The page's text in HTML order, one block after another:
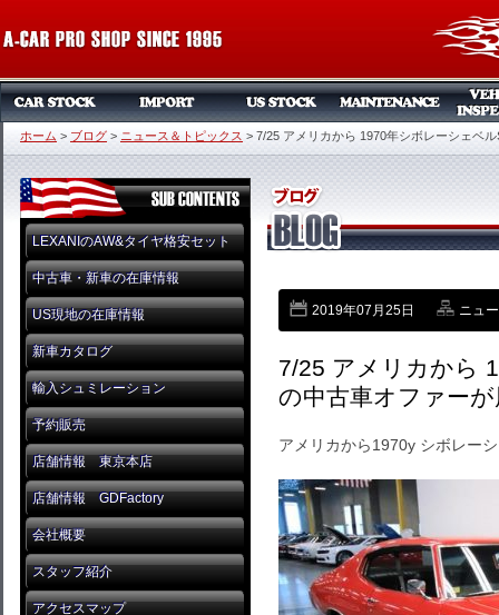
ホーム > ブログ > ニュース＆トピックス > 7/25 アメリカから 1970年シボレーシェベ
LEXANIのAW&タイヤ格安セット
中古車・新車の在庫情報
US現地の在庫情報
新車カタログ
輸入シュミレーション
予約販売
店舗情報 東京本店
店舗情報 GDFactory
会社概要
スタッフ紹介
アクセスマップ
2019年07月25日 ニュ
7/25 アメリカから
の中古車オファー
アメリカから1970y シボレー